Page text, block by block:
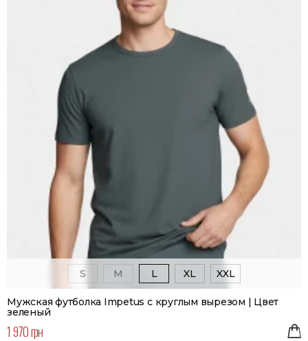
S M L XL XXL
Мужская футболка Impetus с круглым вырезом | Цвет
зеленый
1 970 грн